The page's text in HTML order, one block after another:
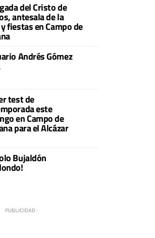
del Cristo de
antesala de la
fiestas en Campo de
Andrés Gómez
test de
este
en Campo de
para el Alcázar
Bujaldón